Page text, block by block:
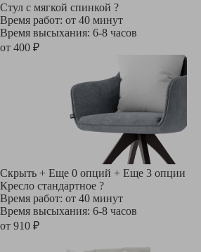
Стул с мягкой спинкой ?
Время работ: от 40 минут
Время высыхания: 6-8 часов
от 400 ₽
Скрыть + Еще 0 опций + Еще 3 опции
Кресло стандартное ?
Время работ: от 40 минут
Время высыхания: 6-8 часов
от 910 ₽